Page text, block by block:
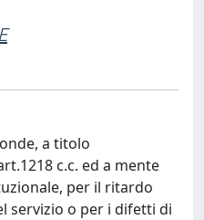
a titolo
c.c. ed a mente
per il ritardo
servizio o per i difetti di